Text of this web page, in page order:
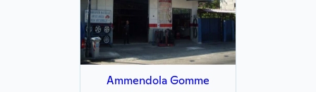
Ammendola Gomme